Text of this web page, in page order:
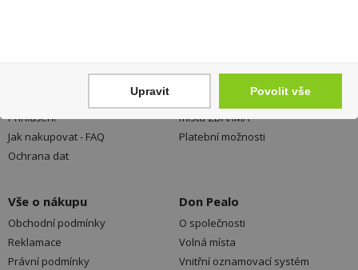
Přihlášení
Jak nakupovat - FAQ
Ochrana dat
Prodejny
Kamenné prodejny a výdejní
místa ZDARMA
Platební možnosti
Vše o nákupu
Obchodní podmínky
Reklamace
Právní podmínky
Don Pealo
O společnosti
Volná místa
Vnitřní oznamovací systém
Upravit Povolit vše